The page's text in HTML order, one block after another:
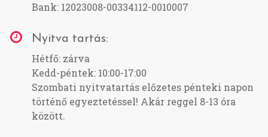
Bank: 12023008-00334112-0010007
Nyitva tartás:
Hétfő: zárva
Kedd-péntek: 10:00-17:00
Szombati nyitvatartás előzetes pénteki napon
történő egyeztetéssel! Akár reggel 8-13 óra
között.